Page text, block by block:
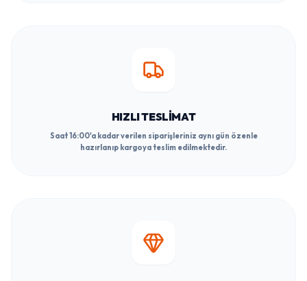
HIZLI TESLIMAT
Saat 16:00'a kadar verilen siparişleriniz aynı gün özenle
hazırlanıp kargoya teslim edilmektedir.